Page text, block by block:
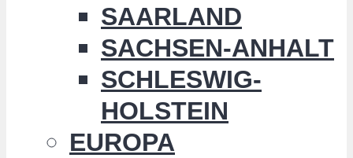
SAARLAND
SACHSEN-ANHALT
SCHLESWIG-
HOLSTEIN
EUROPA